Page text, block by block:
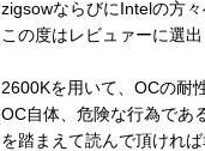
zigsowならびにIntelの方々
この度はレビュァーに選
2600Kを用いて、OCの耐
OC自体、危険な行為であ
を踏まえて読んで頂ければ